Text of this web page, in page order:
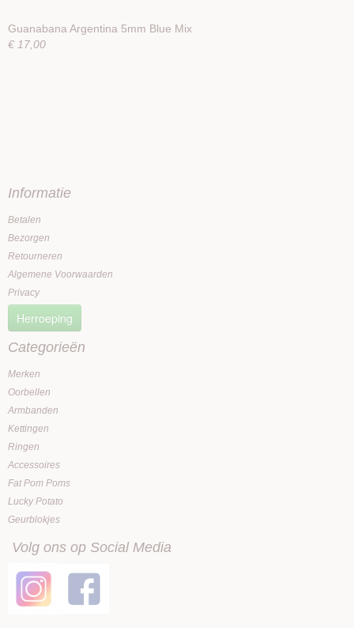
Guanabana Argentina 5mm Blue Mix
€ 17,00
Informatie
Betalen
Bezorgen
Retourneren
Algemene Voorwaarden
Privacy
Herroeping
Categorieën
Merken
Oorbellen
Armbanden
Kettingen
Ringen
Accessoires
Fat Pom Poms
Lucky Potato
Geurblokjes
Volg ons op Social Media